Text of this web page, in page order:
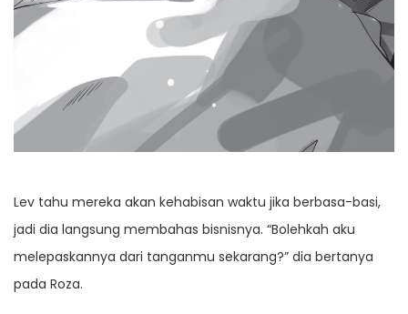
Lev tahu mereka akan kehabisan waktu jika berbasa-basi,
jadi dia langsung membahas bisnisnya. “Bolehkah aku
melepaskannya dari tanganmu sekarang?” dia bertanya
pada Roza.